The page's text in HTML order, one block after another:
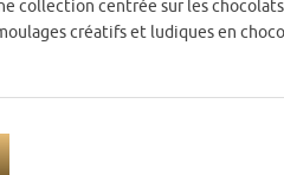
collection centrée sur les
créatifs et ludiques en